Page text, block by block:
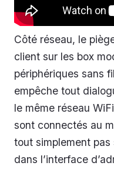
Côté réseau, le
client sur les box
périphériques sans
empêche tout
le même réseau
sont connectés au
tout simplement pas
dans l’interface